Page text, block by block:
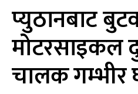
प्युठानबाट
मोटरसाइकल
चालक गम्भीर